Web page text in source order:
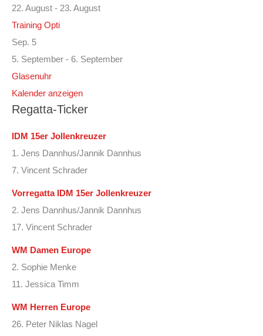
22. August - 23. August
Training Opti
Sep. 5
5. September - 6. September
Glasenuhr
Kalender anzeigen
Regatta-Ticker
IDM 15er Jollenkreuzer
1. Jens Dannhus/Jannik Dannhus
7. Vincent Schrader
Vorregatta IDM 15er Jollenkreuzer
2. Jens Dannhus/Jannik Dannhus
17. Vincent Schrader
WM Damen Europe
2. Sophie Menke
11. Jessica Timm
WM Herren Europe
26. Peter Niklas Nagel